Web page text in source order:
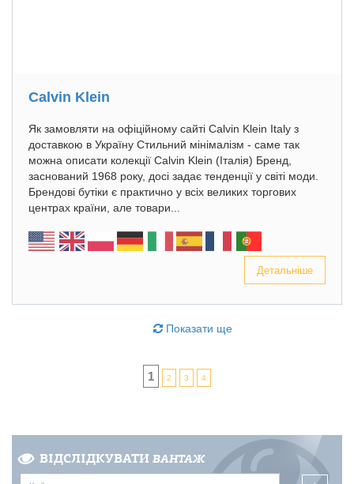
Calvin Klein
Як замовляти на офіційному сайті Calvin Klein Italy з
доставкою в Україну Стильний мінімалізм - саме так
можна описати колекції Calvin Klein (Італія) Бренд,
заснований 1968 року, досі задає тенденції у світі моди.
Брендові бутіки є практично у всіх великих торгових
центрах країни, але товари...
Детальніше
Показати ще
1 2 3 4
ВІДСЛІДКУВАТИ ВАНТАЖ